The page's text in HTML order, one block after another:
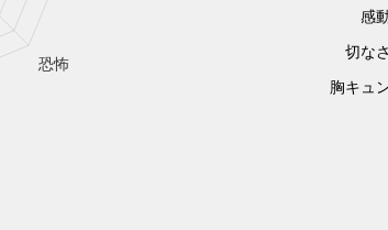
感
切なさ
胸キュ